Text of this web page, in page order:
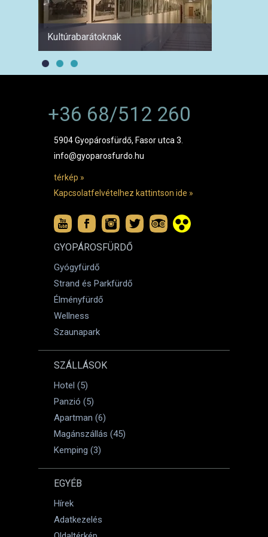
Kultúrabarátoknak
+36 68/512 260
5904 Gyopárosfürdő, Fasor utca 3.
info@gyoparosfurdo.hu
térkép »
Kapcsolatfelvételhez kattintson ide »
GYOPÁROSFÜRDŐ
Gyógyfürdő
Strand és Parkfürdő
Élményfürdő
Wellness
Szaunapark
SZÁLLÁSOK
Hotel (5)
Panzió (5)
Apartman (6)
Magánszállás (45)
Kemping (3)
EGYÉB
Hírek
Adatkezelés